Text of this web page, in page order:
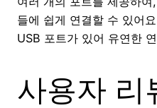
들에 쉽게 연결할 수 있어
USB 포트가 있어 유연한
사용자 리